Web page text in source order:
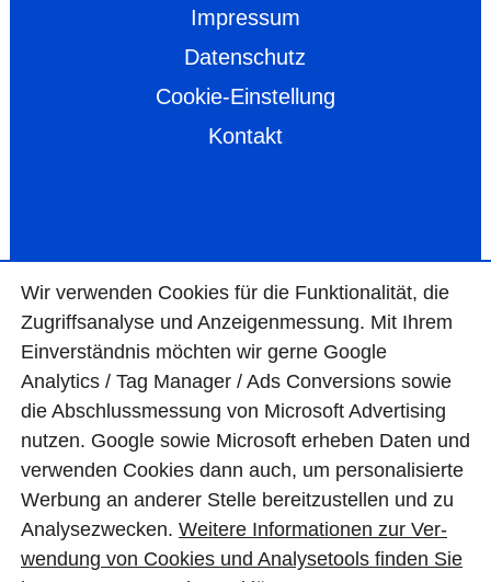
Impressum
Datenschutz
Cookie-Einstellung
Kontakt
© BAS Mauerwerkstrockenlegung GmbH
Wir ver­wen­den Cookies für die Funktio­na­lität, die
Zugriffs­ana­lyse und Anzei­gen­mes­sung. Mit Ihrem
Ein­ver­ständ­nis möchten wir gerne Google
Analytics / Tag Manager / Ads Con­ver­sions sowie
die Abschluss­mes­sung von Micro­soft Adver­tising
nutzen. Google sowie Micro­soft erheben Daten und
ver­wen­den Cookies dann auch, um perso­nali­sierte
Wer­bung an ande­rer Stelle bereit­zu­stel­len und zu
Ana­lyse­zwecken. Wei­tere Infor­matio­nen zur Ver­
wen­dung von Cookies und Ana­lyse­tools fin­den Sie